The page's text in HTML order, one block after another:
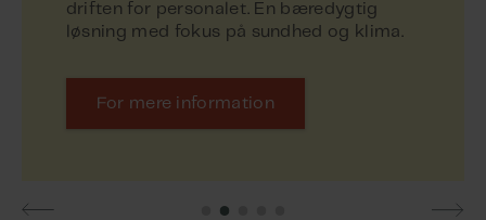
driften for personalet. En bæredygtig
løsning med fokus på sundhed og klima.
For mere information